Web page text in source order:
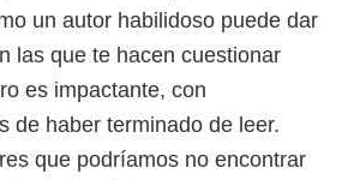
un autor habilidoso puede dar
las que te hacen cuestionar
es impactante, con
de haber terminado de leer.
que podríamos no encontrar